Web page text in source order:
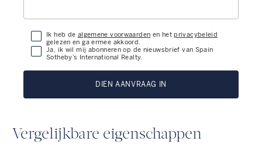
Ik heb de algemene voorwaarden en hetprivacybeleid
gelezen en ga ermee akkoord.
Ja, ik wil mij abonneren op de nieuwsbrief van Spain
Sotheby’s International Realty.
DIEN AANVRAAG IN
Vergelijkbare eigenschappen